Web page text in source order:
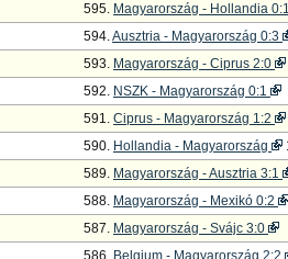
595. Magyarország - Hollandia
594.Ausztria - Magyarország 0:3
593. Magyarország - Ciprus 2:0
592. NSZK - Magyarország 0:1
591. Ciprus - Magyarország 1:2
590. Hollandia - Magyarország
589. Magyarország - Ausztria 3:1
588. Magyarország - Mexikó 0:2
587. Magyarország - Svájc 3:0
586. Belgium - Magyarország 2:2